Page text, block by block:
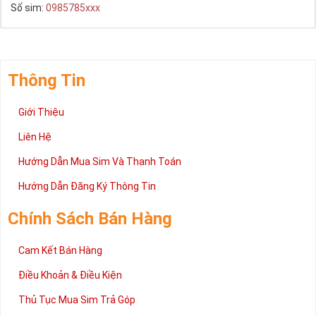
là đầu số mang ý nghĩa về phong thủy và ý nghĩa của sự
may mắn trên con đường công danh, sự nghiệp.
để tạo thành một sim số đẹp viettel giá rẻ 10 số và mang ý
nghĩa phong thủy. Đây là đầu số hợp cho những người có
Kim cũng có thể sử dụng rất tốt.
Số sim: 0985785xxx
Thông Tin
Giới Thiệu
Liên Hệ
Hướng Dẫn Mua Sim Và Thanh Toán
Hướng Dẫn Đăng Ký Thông Tin
Chính Sách Bán Hàng
Cam Kết Bán Hàng
Điều Khoản & Điều Kiện
Thủ Tục Mua Sim Trả Góp